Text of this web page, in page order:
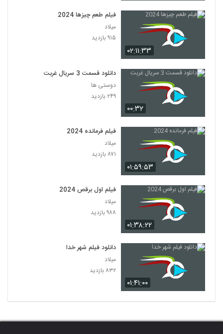
۰۲:۱۱:۳۳
فیلم طعم چیزها 2024
میلاد
۹۱۵ بازدید
۰۰:۳۲
دانلود قسمت 3 سریال غربت
دوستی ها
۲۴۹ بازدید
۰۱:۵۹:۵۳
فیلم فرمانده 2024
میلاد
۸۷۱ بازدید
۰۱:۳۸:۲۲
فیلم اول برقص 2024
میلاد
۹۸۸ بازدید
۰۱:۴۱:۰۰
دانلود فیلم شهر خدا
میلاد
۸۳۲ بازدید